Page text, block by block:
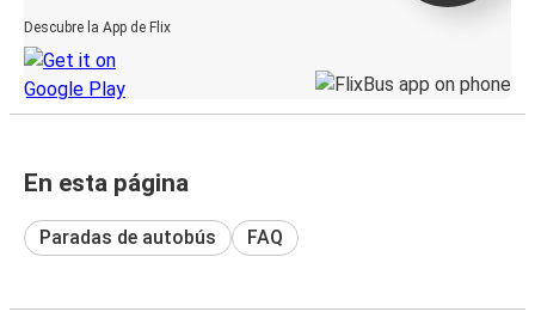
Descubre la App de Flix
En esta página
Paradas de autobús FAQ